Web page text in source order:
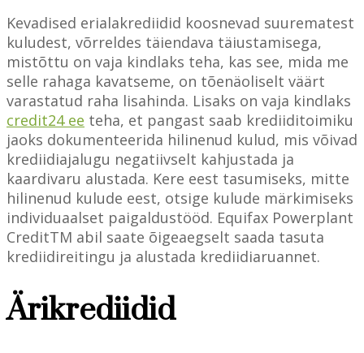
Kevadised erialakrediidid koosnevad suurematest
kuludest, võrreldes täiendava täiustamisega,
mistõttu on vaja kindlaks teha, kas see, mida me
selle rahaga kavatseme, on tõenäoliselt väärt
varastatud raha lisahinda. Lisaks on vaja kindlaks
credit24 ee teha, et pangast saab krediiditoimiku
jaoks dokumenteerida hilinenud kulud, mis võivad
krediidiajalugu negatiivselt kahjustada ja
kaardivaru alustada. Kere eest tasumiseks, mitte
hilinenud kulude eest, otsige kulude märkimiseks
individuaalset paigaldustööd. Equifax Powerplant
CreditTM abil saate õigeaegselt saada tasuta
krediidireitingu ja alustada krediidiaruannet.
Ärikrediidid